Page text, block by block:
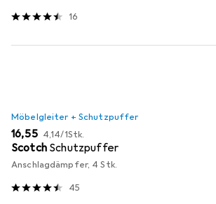
16
Möbelgleiter + Schutzpuffer
EUR
16,55 EUR
4,14/1Stk.
Scotch Schutzpuffer
Anschlagdämpfer, 4 Stk.
45